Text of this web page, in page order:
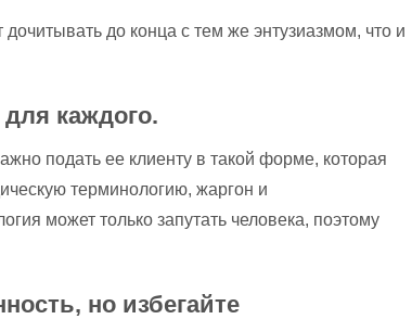
до конца с тем же энтузиазмом, что и
каждого.
подать ее клиенту в такой форме, которая
терминологию, жаргон и
может только запутать человека, поэтому
но избегайте